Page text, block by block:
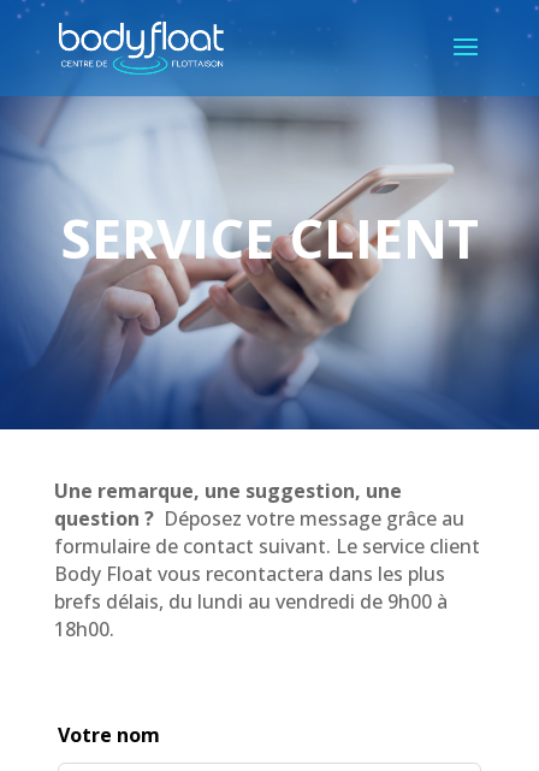
SERVICE CLIENT
Une remarque, une suggestion, une
question ?Déposez votre message grâce au
formulaire de contact suivant. Le service client
Body Float vous recontactera dans les plus
brefs délais, du lundi au vendredi de 9h00 à
18h00.
Leave
Votre nom